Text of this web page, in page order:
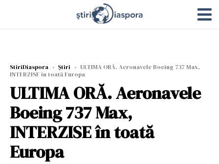
StiriDiaspora › Știri › ULTIMA ORĂ. Aeronavele Boeing 737 Max,
INTERZISE în toată Europa
ULTIMA ORĂ. Aeronavele
Boeing 737 Max,
INTERZISE în toată
Europa